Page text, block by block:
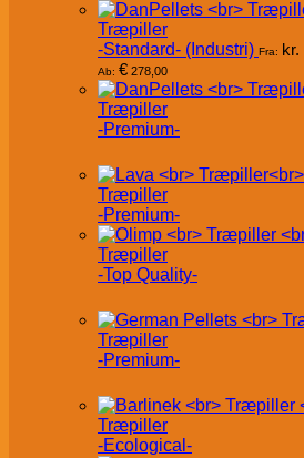
Træpiller
-Standard- (Industri) Fra: kr.
Ab: € 278,00
Træpiller
-Premium-
Træpiller
-Premium-
Træpiller
-Top Quality-
Træpiller
-Premium-
Træpiller
-Ecological-